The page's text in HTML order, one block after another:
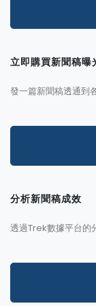
立即購買新聞稿曝
發一篇新聞稿透通到
分析新聞稿成效
透過Trek數據平台的